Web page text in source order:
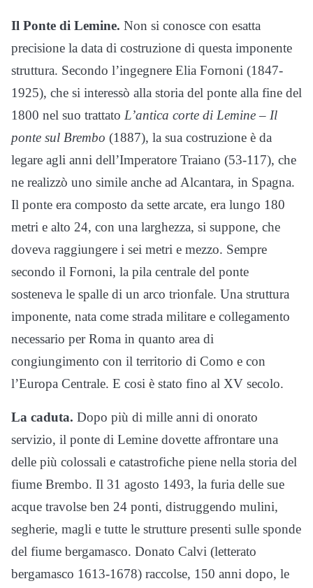
Il Ponte di Lemine. Non si conosce con esatta
precisione la data di costruzione di questa imponente
struttura. Secondo l’ingegnere Elia Fornoni (1847-
1925), che si interessò alla storia del ponte alla fine del
1800 nel suo trattato L’antica corte di Lemine – Il
ponte sul Brembo (1887), la sua costruzione è da
legare agli anni dell’Imperatore Traiano (53-117), che
ne realizzò uno simile anche ad Alcantara, in Spagna.
Il ponte era composto da sette arcate, era lungo 180
metri e alto 24, con una larghezza, si suppone, che
doveva raggiungere i sei metri e mezzo. Sempre
secondo il Fornoni, la pila centrale del ponte
sosteneva le spalle di un arco trionfale. Una struttura
imponente, nata come strada militare e collegamento
necessario per Roma in quanto area di
congiungimento con il territorio di Como e con
l’Europa Centrale. E cosi è stato fino al XV secolo.
La caduta. Dopo più di mille anni di onorato
servizio, il ponte di Lemine dovette affrontare una
delle più colossali e catastrofiche piene nella storia del
fiume Brembo. Il 31 agosto 1493, la furia delle sue
acque travolse ben 24 ponti, distruggendo mulini,
segherie, magli e tutte le strutture presenti sulle sponde
del fiume bergamasco. Donato Calvi (letterato
bergamasco 1613-1678) raccolse, 150 anni dopo, le